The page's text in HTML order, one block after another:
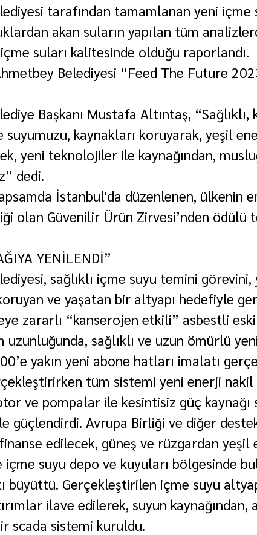
tarafından tamamlanan yeni içme
akan suların yapılan tüm
suları kalitesinde olduğu raporlandı.
Belediyesi “Feed The Future
Başkanı Mustafa Altıntaş,
kaynakları koruyarak, yeşil
yeni teknolojiler ile kaynağından,
dedi.
İstanbul'da düzenlenen, ülkenin
olan Güvenilir Ürün Zirvesi’nden ödülü
YENİLENDİ”
sağlıklı içme suyu temini görevini,
ve yaşatan bir altyapı hedefiyle
zararlı “kanserojen etkili” asbestli
uzunluğunda, sağlıklı ve uzun ömürlü
yakın yeni abone hatları imalatı
tüm sistemi yeni enerji
ve pompalar ile kesintisiz güç kaynağı
güçlendirdi. Avrupa Birliği ve diğer
edilecek, güneş ve rüzgardan yeşil
suyu depo ve kuyuları bölgesinde
büyüttü. Gerçekleştirilen içme suyu
ilave edilerek, suyun kaynağından,
scada sistemi kuruldu.